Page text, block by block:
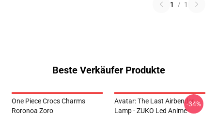
1 / 1
Beste Verkäufer Produkte
One Piece Crocs Charms
Roronoa Zoro
Avatar: The Last Airbender
Lamp - ZUKO Led Anime
-34%